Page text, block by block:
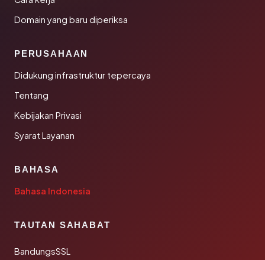
Domain yang baru diperiksa
PERUSAHAAN
Didukung infrastruktur tepercaya
Tentang
Kebijakan Privasi
Syarat Layanan
BAHASA
Bahasa Indonesia
TAUTAN SAHABAT
BandungsSSL